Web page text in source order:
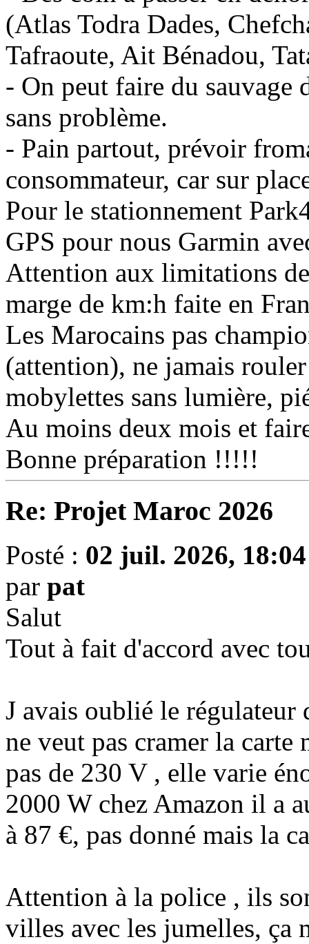
(Atlas Todra Dades,
Tafraoute, Ait Bénadou,
- On peut faire du sauvage
sans problème.
- Pain partout, prévoir
consommateur, car sur
Pour le stationnement
GPS pour nous Garmin
Attention aux limitations
marge de km:h faite en
Les Marocains pas
(attention), ne jamais
mobylettes sans lumière,
Au moins deux mois et
Bonne préparation !!!!!
Re: Projet Maroc 2026
Posté : 02 juil. 2026, 18:04
par pat
Salut
Tout à fait d'accord avec
J avais oublié le régulateur
ne veut pas cramer la
pas de 230 V , elle varie
2000 W chez Amazon il a
à 87 €, pas donné mais la
Attention à la police , ils
villes avec les jumelles, ça